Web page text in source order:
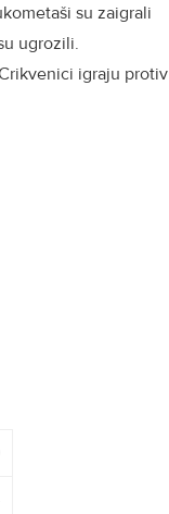
su zaigrali
ugrozili.
igraju protiv